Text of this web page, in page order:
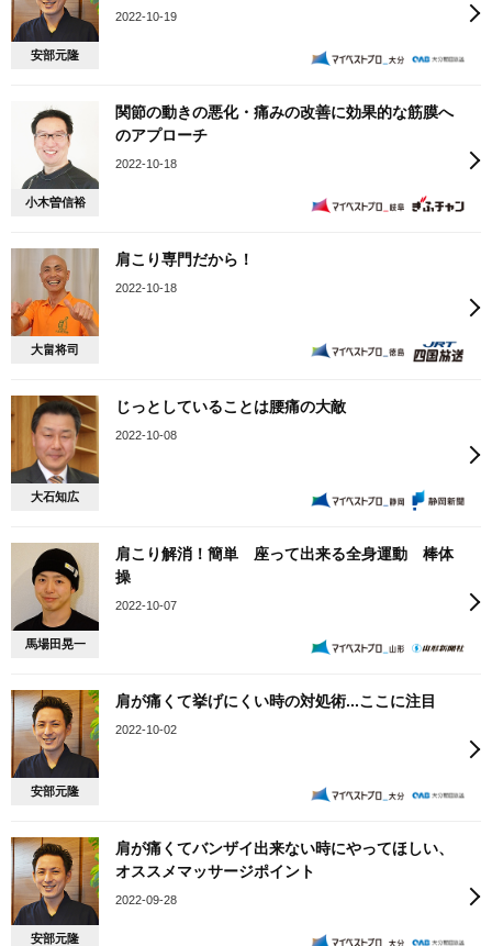
安部元隆
2022-10-19
小木曽信裕
関節の動きの悪化・痛みの改善に効果的な筋膜へ
のアプローチ
2022-10-18
大畠将司
肩こり専門だから！
2022-10-18
大石知広
じっとしていることは腰痛の大敵
2022-10-08
馬場田晃一
肩こり解消！簡単 座って出来る全身運動 棒体
操
2022-10-07
安部元隆
肩が痛くて挙げにくい時の対処術...ここに注目
2022-10-02
安部元隆
肩が痛くてバンザイ出来ない時にやってほしい、
オススメマッサージポイント
2022-09-28